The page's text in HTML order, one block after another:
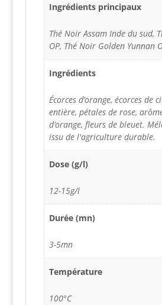
Ingrédients principaux
Thé Noir Assam Inde du sud,
OP, Thé Noir Golden Yunnan
Ingrédients
Écorces d‘orange, écorces de
entière, pétales de rose,
d‘orange, fleurs de bleuet.
issu de l'agriculture durable.
Dose (g/l)
12-15g/l
Durée (mn)
3-5mn
Température
100°C